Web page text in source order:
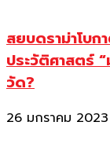
สยบดราม่าโบ
ประวัติศาสตร์
วัด?
26 มกราคม 2023